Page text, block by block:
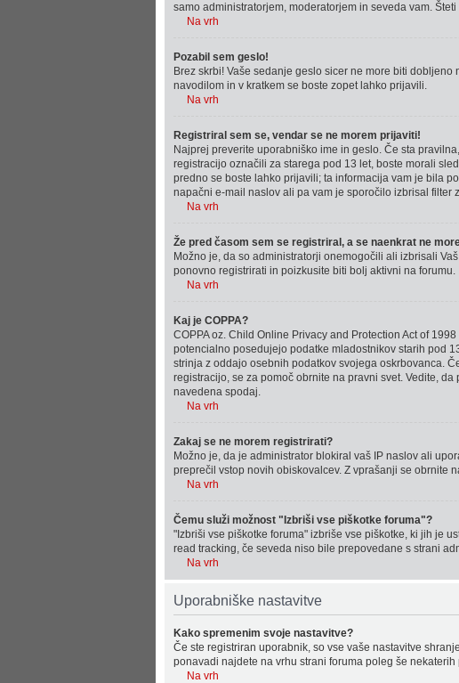
samo administratorjem, moderatorjem in seveda vam.
Na vrh
Pozabil sem geslo!
Brez skrbi! Vaše sedanje geslo sicer ne more biti
navodilom in v kratkem se boste zopet lahko prijavili.
Na vrh
Registriral sem se, vendar se ne morem prijaviti!
Najprej preverite uporabniško ime in geslo. Če sta
registracijo označili za starega pod 13 let, boste morali
predno se boste lahko prijavili; ta informacija vam je bila
napačni e-mail naslov ali pa vam je sporočilo izbrisal filter
Na vrh
Že pred časom sem se registriral, a se naenkrat ne
Možno je, da so administratorji onemogočili ali izbrisali
ponovno registrirati in poizkusite biti bolj aktivni na forumu.
Na vrh
Kaj je COPPA?
COPPA oz. Child Online Privacy and Protection Act of
potencialno posedujejo podatke mladostnikov starih pod
strinja z oddajo osebnih podatkov svojega oskrbovanca.
registracijo, se za pomoč obrnite na pravni svet. Vedite,
navedena spodaj.
Na vrh
Zakaj se ne morem registrirati?
Možno je, da je administrator blokiral vaš IP naslov ali
preprečil vstop novih obiskovalcev. Z vprašanji se obrnite
Na vrh
Čemu služi možnost "Izbriši vse piškotke foruma"?
"Izbriši vse piškotke foruma" izbriše vse piškotke, ki jih je
read tracking, če seveda niso bile prepovedane s strani
Na vrh
Uporabniške nastavitve
Kako spremenim svoje nastavitve?
Če ste registriran uporabnik, so vse vaše nastavitve
ponavadi najdete na vrhu strani foruma poleg še
Na vrh